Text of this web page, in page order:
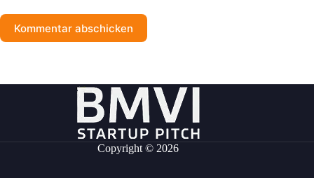
Kommentar abschicken
Copyright © 2026